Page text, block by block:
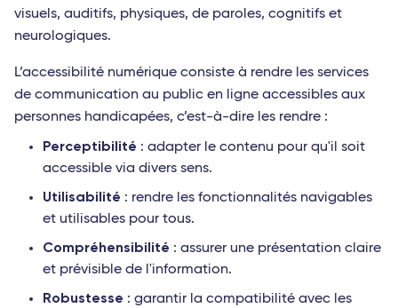
visuels, auditifs, physiques, de paroles, cognitifs et
neurologiques.
L’accessibilité numérique consiste à rendre les services
de communication au public en ligne accessibles aux
personnes handicapées, c’est-à-dire les rendre :
Perceptibilité : adapter le contenu pour qu'il soit
accessible via divers sens.
Utilisabilité : rendre les fonctionnalités navigables
et utilisables pour tous.
Compréhensibilité : assurer une présentation claire
et prévisible de l'information.
Robustesse : garantir la compatibilité avec les